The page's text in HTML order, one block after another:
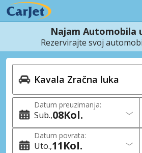
Najam Automobila
Rezervirajte svoj
Datum preuzimanja:
Sub. 08Kol.
Datum povrata:
Uto. 11Kol.